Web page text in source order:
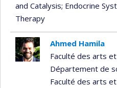
and Catalysis; Endocrine
Therapy
Ahmed Hamila
Faculté des arts
Département de
Faculté des arts